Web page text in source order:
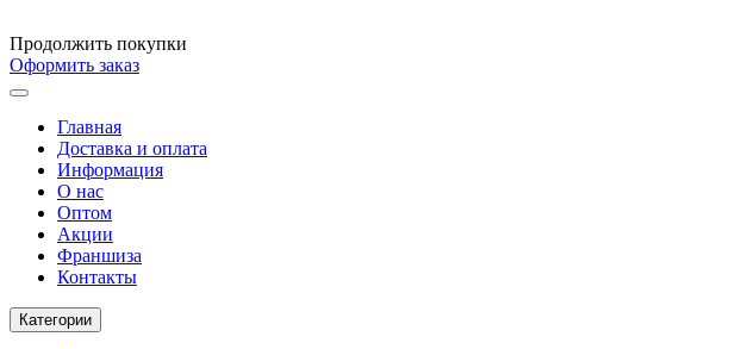
Продолжить покупки
Оформить заказ
Главная
Доставка и оплата
Информация
О нас
Оптом
Акции
Франшиза
Контакты
Категории